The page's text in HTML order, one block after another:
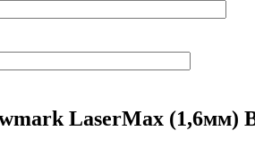
LaserMax (1,6мм)